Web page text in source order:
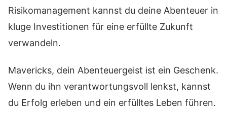
Risikomanagement kannst du deine Abenteuer in
kluge Investitionen für eine erfüllte Zukunft
verwandeln.
Mavericks, dein Abenteuergeist ist ein Geschenk.
Wenn du ihn verantwortungsvoll lenkst, kannst
du Erfolg erleben und ein erfülltes Leben führen.